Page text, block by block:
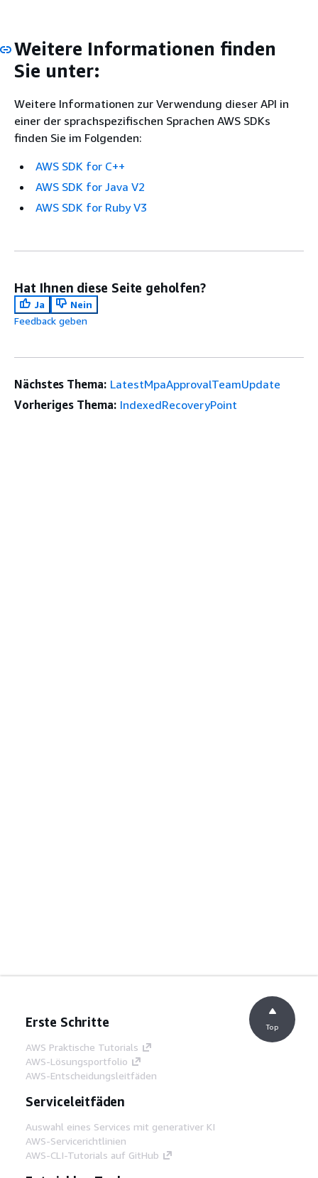
Weitere Informationen finden
Sie unter:
Weitere Informationen zur Verwendung dieser API in
einer der sprachspezifischen Sprachen AWS SDKs
finden Sie im Folgenden:
AWS SDK for C++
AWS SDK for Java V2
AWS SDK for Ruby V3
Hat Ihnen diese Seite geholfen?
Ja
Nein
Feedback geben
Nächstes Thema: LatestMpaApprovalTeamUpdate
Vorheriges Thema: IndexedRecoveryPoint
Erste Schritte
AWS Praktische Tutorials
AWS-Lösungsportfolio
AWS-Entscheidungsleitfäden
Serviceleitfäden
Auswahl eines Services mit generativer KI
AWS-Servicerichtlinien
AWS-CLI-Tutorials auf GitHub
Top